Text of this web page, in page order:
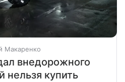
Макаренко
внедорожного
нельзя купить